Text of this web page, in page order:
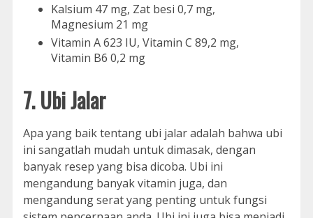
Kalsium 47 mg, Zat besi 0,7 mg,
Magnesium 21 mg
Vitamin A 623 IU, Vitamin C 89,2 mg,
Vitamin B6 0,2 mg
7. Ubi Jalar
Apa yang baik tentang ubi jalar adalah bahwa ubi
ini sangatlah mudah untuk dimasak, dengan
banyak resep yang bisa dicoba. Ubi ini
mengandung banyak vitamin juga, dan
mengandung serat yang penting untuk fungsi